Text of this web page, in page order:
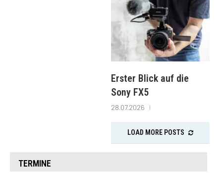
Erster Blick auf die
Sony FX5
28.07.2026
LOAD MORE POSTS
TERMINE